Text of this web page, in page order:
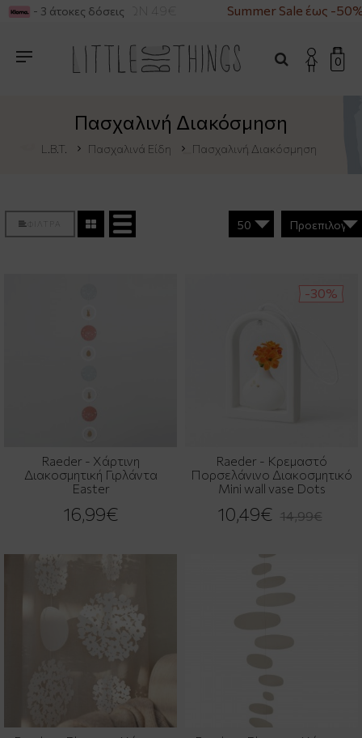
ΑΝΩ ΤΩΝ 49€ Summer Sale έως -50%
- 3 άτοκες δόσεις
0
Πασχαλινή Διακόσμηση
L.B.T. Πασχαλινά Είδη Πασχαλινή Διακόσμηση
ΦΙΛΤΡΑ
Raeder - Χάρτινη
Διακοσμητική Γιρλάντα
Easter
16,99€
-30%
Raeder - Κρεμαστό
Πορσελάνινο Διακοσμητικό
Mini wall vase Dots
10,49€ 14,99€